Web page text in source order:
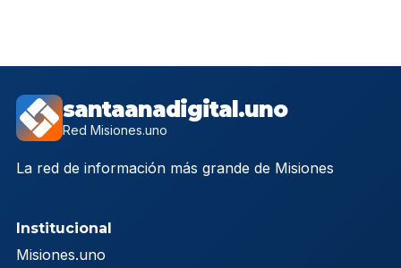
santaanadigital.uno
Red Misiones.uno
La red de información más grande de Misiones
Institucional
Misiones.uno